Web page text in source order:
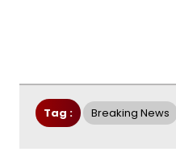
Tag : Breaking News